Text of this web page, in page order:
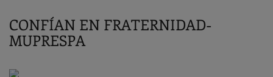
CONFÍAN EN FRATERNIDAD-
MUPRESPA